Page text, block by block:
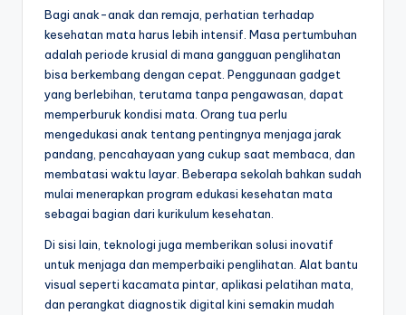
Bagi anak-anak dan remaja, perhatian terhadap
kesehatan mata harus lebih intensif. Masa pertumbuhan
adalah periode krusial di mana gangguan penglihatan
bisa berkembang dengan cepat. Penggunaan gadget
yang berlebihan, terutama tanpa pengawasan, dapat
memperburuk kondisi mata. Orang tua perlu
mengedukasi anak tentang pentingnya menjaga jarak
pandang, pencahayaan yang cukup saat membaca, dan
membatasi waktu layar. Beberapa sekolah bahkan sudah
mulai menerapkan program edukasi kesehatan mata
sebagai bagian dari kurikulum kesehatan.
Di sisi lain, teknologi juga memberikan solusi inovatif
untuk menjaga dan memperbaiki penglihatan. Alat bantu
visual seperti kacamata pintar, aplikasi pelatihan mata,
dan perangkat diagnostik digital kini semakin mudah